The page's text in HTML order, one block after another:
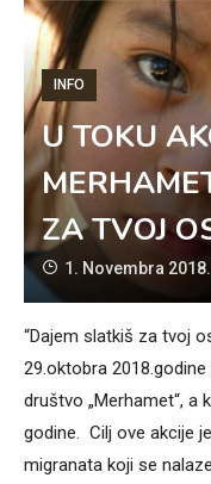
INFO
U TOKU
ZA TVOJ
1. Novembra 2018.
“Dajem slatkiš za tvoj
29.oktobra
društvo „Merhamet“, a
godine. Cilj ove akcije
migranata koji se